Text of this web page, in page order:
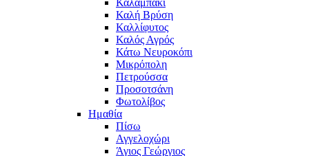
Καλή Βρύση
Καλλίφυτος
Καλός Αγρός
Κάτω Νευροκόπι
Μικρόπολη
Πετρούσσα
Προσοτσάνη
Φωτολίβος
Ημαθία
Πίσω
Αγγελοχώρι
Άγιος Γεώργιος